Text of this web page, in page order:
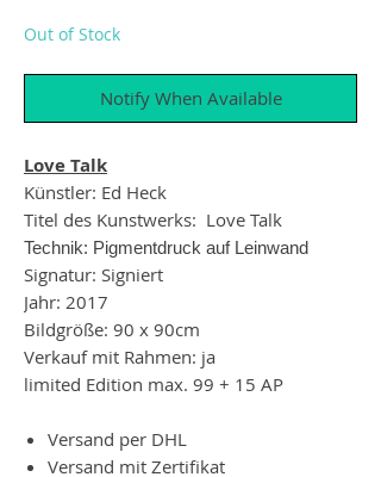
Out of Stock
Notify When Available
Love Talk
Künstler: Ed Heck
Titel des Kunstwerks: Love Talk
Technik: Pigmentdruck auf Leinwand
Signatur: Signiert
Jahr: 2017
Bildgröße: 90 x 90cm
Verkauf mit Rahmen: ja
limited Edition max. 99 + 15 AP
Versand per DHL
Versand mit Zertifikat